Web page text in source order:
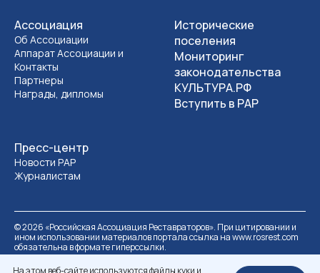
На этом веб-сайте используются файлы куки и
Ассоциация
Об Ассоциации
Аппарат Ассоциации и
Контакты
Партнеры
Награды, дипломы
Пресс-центр
Новости РАР
Журналистам
Исторические
поселения
Мониторинг
законодательства
КУЛЬТУРА.РФ
Вступить в РАР
©2026 «Российская Ассоциация Реставраторов». При цитировании и
ином использовании материалов портала ссылка на www.rosrest.com
обязательна в формате гиперссылки.
Политика обработки персональных данных
Разработка сайта